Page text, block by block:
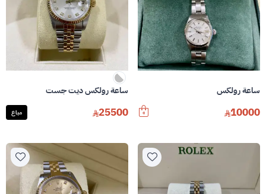
ساعة رولكس
10000
ساعة رولكس ديت جست
25500 مباع